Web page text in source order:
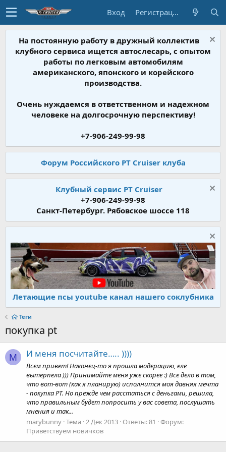
Вход Регистрация
На постоянную работу в дружный коллектив
клубного сервиса ищется автослесарь, с опытом
работы по легковым автомобилям
американского, японского и корейского
производства.
Очень нуждаемся в ответственном и надежном
человеке на долгосрочную перспективу!
+7-906-249-99-98
Форум Российского PT Cruiser клуба
Клубный сервис PT Cruiser
+7-906-249-99-98
Санкт-Петербург. Рябовское шоссе 118
Летающие псы youtube канал нашего соклубника
Теги
покупка pt
M И меня посчитайте….. ))))
Всем привет! Наконец-то я прошла модерацию, еле
вытерпела ))) Принимайте меня уже скорее :) Все дело в том,
что вот-вот (как я планирую) исполнится моя давняя мечта
- покупка PT. Но прежде чем расстаться с деньгами, решила,
что правильным будет попросить у вас совета, послушать
мнения и так...
marybunny Тема 2 Дек 2013 Ответы: 81
Форум:
Приветствуем новичков